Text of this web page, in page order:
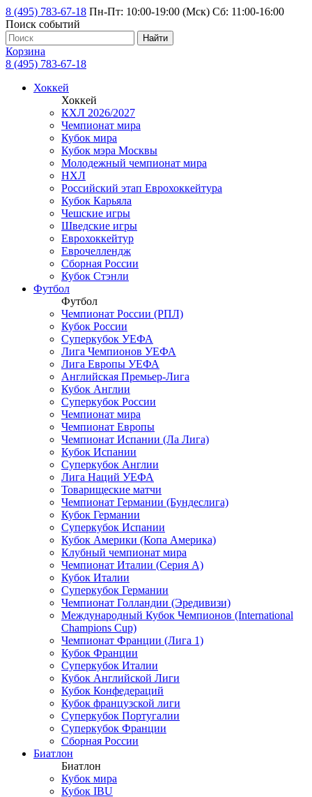
8 (495) 783-67-18 Пн-Пт: 10:00-19:00 (Мск) Сб: 11:00-16:00
Поиск событий
Найти
Корзина
8 (495) 783-67-18
Хоккей
Хоккей
КХЛ 2026/2027
Чемпионат мира
Кубок мира
Кубок мэра Москвы
Молодежный чемпионат мира
НХЛ
Российский этап Еврохоккейтура
Кубок Карьяла
Чешские игры
Шведские игры
Еврохоккейтур
Еврочеллендж
Сборная России
Кубок Стэнли
Футбол
Футбол
Чемпионат России (РПЛ)
Кубок России
Суперкубок УЕФА
Лига Чемпионов УЕФА
Лига Европы УЕФА
Английская Премьер-Лига
Кубок Англии
Суперкубок России
Чемпионат мира
Чемпионат Европы
Чемпионат Испании (Ла Лига)
Кубок Испании
Суперкубок Англии
Лига Наций УЕФА
Товарищеские матчи
Чемпионат Германии (Бундеслига)
Кубок Германии
Суперкубок Испании
Кубок Америки (Копа Америка)
Клубный чемпионат мира
Чемпионат Италии (Серия А)
Кубок Италии
Суперкубок Германии
Чемпионат Голландии (Эредивизи)
Международный Кубок Чемпионов (International
Champions Cup)
Чемпионат Франции (Лига 1)
Кубок Франции
Суперкубок Италии
Кубок Английской Лиги
Кубок Конфедераций
Кубок французской лиги
Суперкубок Португалии
Суперкубок Франции
Сборная России
Биатлон
Биатлон
Кубок мира
Кубок IBU